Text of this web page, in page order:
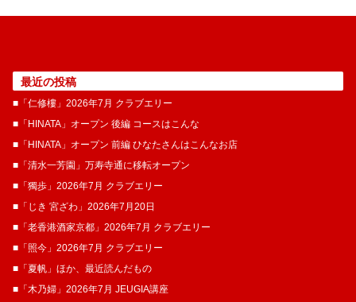
最近の投稿
■「仁修樓」2026年7月 クラブエリー
■「HINATA」オープン 後編 コースはこんな
■「HINATA」オープン 前編 ひなたさんはこんなお店
■「清水一芳園」万寿寺通に移転オープン
■「獨歩」2026年7月 クラブエリー
■「じき 宮ざわ」2026年7月20日
■「老香港酒家京都」2026年7月 クラブエリー
■「照今」2026年7月 クラブエリー
■「夏帆」ほか、最近読んだもの
■「木乃婦」2026年7月 JEUGIA講座